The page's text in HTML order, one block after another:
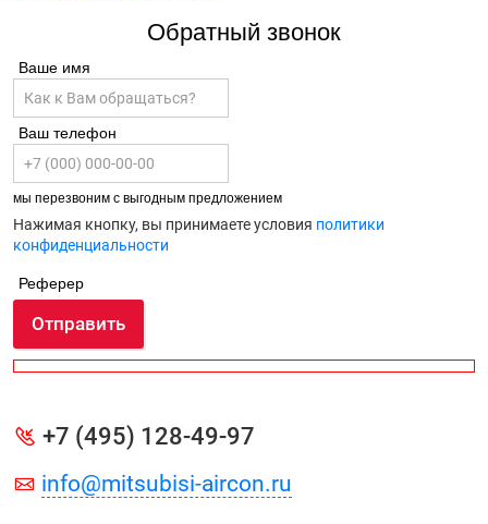
Обратный звонок
Ваше имя
Ваш телефон
мы перезвоним с выгодным предложением
Нажимая кнопку, вы принимаете условия политики
конфиденциальности
Реферер
Отправить
+7 (495) 128-49-97
info@mitsubisi-aircon.ru